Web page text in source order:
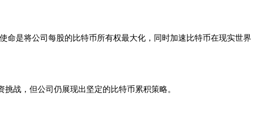
命是将公司每股的比特币所有权最大化，同时加速比特币在现实世界
战，但公司仍展现出坚定的比特币累积策略。